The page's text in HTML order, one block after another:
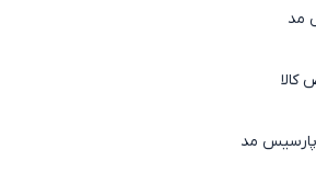
مد
مد